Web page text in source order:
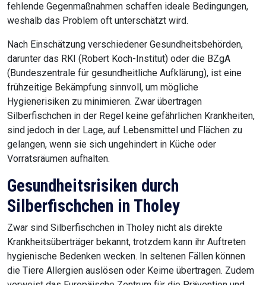
fehlende Gegenmaßnahmen schaffen ideale Bedingungen,
weshalb das Problem oft unterschätzt wird.
Nach Einschätzung verschiedener Gesundheitsbehörden,
darunter das RKI (Robert Koch-Institut) oder die BZgA
(Bundeszentrale für gesundheitliche Aufklärung), ist eine
frühzeitige Bekämpfung sinnvoll, um mögliche
Hygienerisiken zu minimieren. Zwar übertragen
Silberfischchen in der Regel keine gefährlichen Krankheiten,
sind jedoch in der Lage, auf Lebensmittel und Flächen zu
gelangen, wenn sie sich ungehindert in Küche oder
Vorratsräumen aufhalten.
Gesundheitsrisiken durch
Silberfischchen in Tholey
Zwar sind Silberfischchen in Tholey nicht als direkte
Krankheitsüberträger bekannt, trotzdem kann ihr Auftreten
hygienische Bedenken wecken. In seltenen Fällen können
die Tiere Allergien auslösen oder Keime übertragen. Zudem